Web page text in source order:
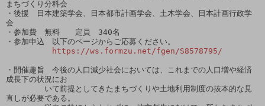
まちづくり分科会
・後援　日本建築学会、日本都市計画学会、土木学会、日本計画行政学
会
・参加費　無料　　定員　340名
・参加申込　以下のページからご応募ください。
https://ws.formzu.net/fgen/S8578795/
・開催趣旨　今後の人口減少社会においては、これまでの人口増や経済
成長下の状況にお
いて前提としてきたまちづくりや土地利用制度の抜本的な見
直しが必要である。